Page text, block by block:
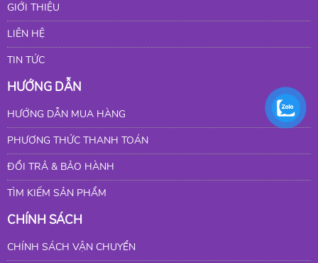
GIỚI THIỆU
LIÊN HỆ
TIN TỨC
HƯỚNG DẪN
HƯỚNG DẪN MUA HÀNG
PHƯƠNG THỨC THANH TOÁN
ĐỔI TRẢ & BẢO HÀNH
TÌM KIẾM SẢN PHẨM
CHÍNH SÁCH
CHÍNH SÁCH VẬN CHUYỂN